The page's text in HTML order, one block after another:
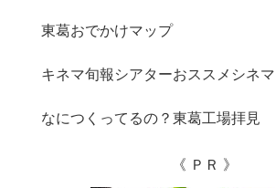
東葛おでかけマップ
キネマ旬報シアターおススメシネマ
なにつくってるの？東葛工場拝見
《 ＰＲ 》